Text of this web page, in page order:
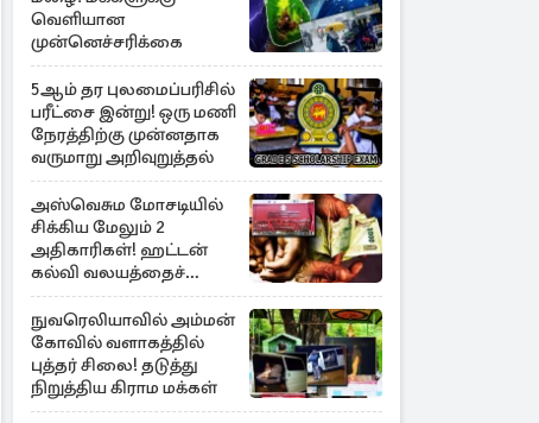
வெளியான
முன்னெச்சரிக்கை
5ஆம் தர புலமைப்பரிசில்
பரீட்சை இன்று! ஒரு மணி
நேரத்திற்கு முன்னதாக
வருமாறு அறிவுறுத்தல்
அஸ்வெசும மோசடியில்
சிக்கிய மேலும் 2
அதிகாரிகள்! ஹட்டன்
கல்வி வலயத்தைச்
சேர்ந்த 6 ஆசிரியர்கள்
குறித்து விசாரணை
நுவரெலியாவில் அம்மன்
கோவில் வளாகத்தில்
புத்தர் சிலை! தடுத்து
நிறுத்திய கிராம மக்கள்